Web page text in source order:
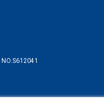
NO.S612041